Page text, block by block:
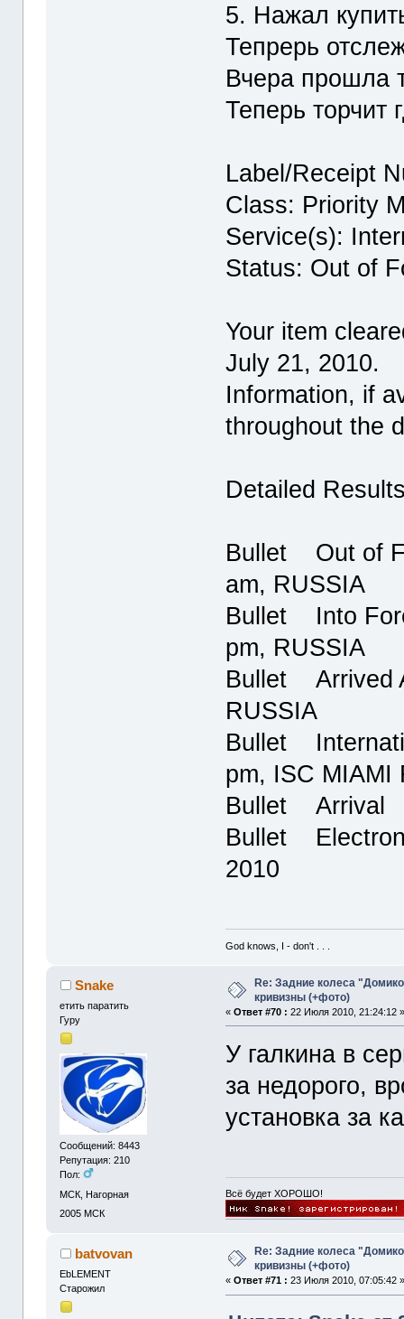
5. Нажал
Тепрерь
Вчера прошла
Теперь торчит
Label/Receipt
Class: Priority
Service(s):
Status: Out of
Your item
July 21, 2010.
Information, if
throughout the
Detailed
Bullet Out of
am, RUSSIA
Bullet Into
pm, RUSSIA
Bullet Arrived
RUSSIA
Bullet
pm, ISC MIAMI
Bullet Arrival
Bullet
2010
God knows, I - don't . . .
Snake
етить паратить
Гуру
Сообщений: 8443
Репутация: 210
Пол:
МСК, Нагорная
2005 МСК
Re: Задние колеса
кривизны (+фото)
«Ответ #70 : 22 Июля 2010, 21:24:12
У галкина в
за недорого,
установка за
Всё будет ХОРОШО!
batvovan
EbLEMENT
Старожил
Re: Задние колеса
кривизны (+фото)
«Ответ #71 : 23 Июля 2010, 07:05:42